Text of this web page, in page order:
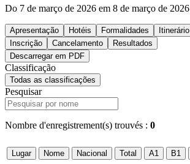
Do 7 de março de 2026 em 8 de março de 2026
Apresentação Hotéis Formalidades Itinerário
Inscrição
Cancelamento
Resultados
Descarregar em PDF
Classificação
Todas as classificações
Pesquisar
Nombre d'enregistrement(s) trouvés : 0
Lugar Nome Nacional Total A1 B1